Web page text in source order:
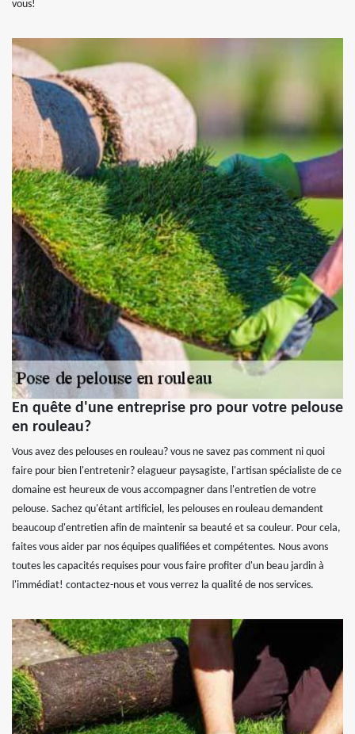
vous!
En quête d'une entreprise pro pour votre pelouse
en rouleau?
Vous avez des pelouses en rouleau? vous ne savez pas comment ni quoi
faire pour bien l'entretenir? elagueur paysagiste, l'artisan spécialiste de ce
domaine est heureux de vous accompagner dans l'entretien de votre
pelouse. Sachez qu'étant artificiel, les pelouses en rouleau demandent
beaucoup d'entretien afin de maintenir sa beauté et sa couleur. Pour cela,
faites vous aider par nos équipes qualifiées et compétentes. Nous avons
toutes les capacités requises pour vous faire profiter d'un beau jardin à
l'immédiat! contactez-nous et vous verrez la qualité de nos services.